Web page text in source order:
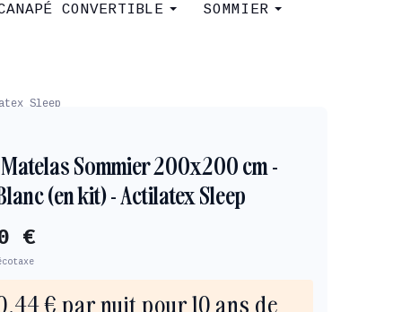
CONVERTIBLE SOMMIER
Sleep
Sommier 200x200 cm -
(en kit) - Actilatex Sleep
€
€ par nuit pour 10 ans de